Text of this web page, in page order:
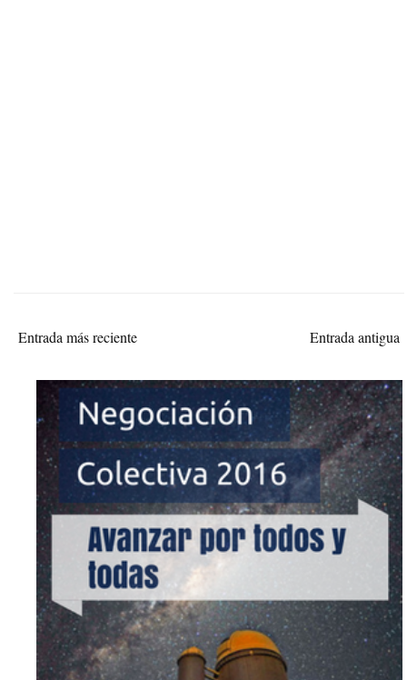
Entrada más reciente Entrada antigua